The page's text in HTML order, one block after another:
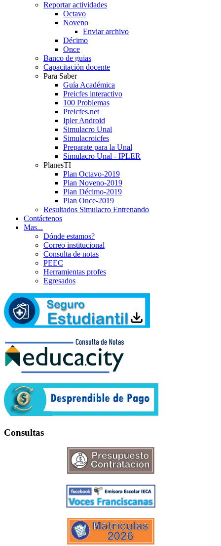
Reportar actividades
Octavo
Noveno
Enviar archivo
Décimo
Once
Banco de guias
Capacitación docente
Para Saber
Guía Académica
Preicfes interactivo
100 Problemas
Preicfes.net
Ipler Android
Simulacro Unal
Simulacroicfes
Preparate para la Unal
Simulacro Unal - IPLER
PlanesTI
Plan Octavo-2019
Plan Noveno-2019
Plan Décimo-2019
Plan Once-2019
Resultados Simulacro Entrenando
Contáctenos
Mas...
Dónde estamos?
Correo institucional
Consulta de notas
PEEC
Herramientas profes
Egresados
Consultas